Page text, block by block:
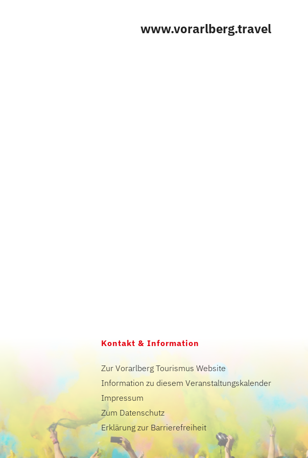
www.vorarlberg.travel
Kontakt & Information
Zur Vorarlberg Tourismus Website
Information zu diesem Veranstaltungskalender
Impressum
Zum Datenschutz
Erklärung zur Barrierefreiheit